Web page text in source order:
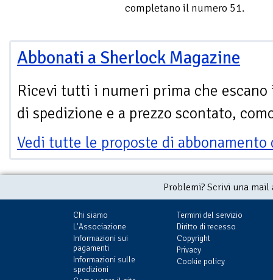
completano il numero 51.
Abbonati a Sherlock Magazine
Ricevi tutti i numeri prima che escano
di spedizione e a prezzo scontato,
Vedi tutte le proposte di
Problemi? Scrivi una
Chi siamo
L'Associazione
Informazioni sui
pagamenti
Informazioni sulle
spedizioni
Termini del servizio
Diritto di recesso
Copyright
Privacy
Cookie policy